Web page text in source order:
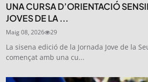
UNA CURSA D’ORIENTACIÓ
JOVES DE LA ...
Maig 08, 2026 29
La sisena edició de la Jornada Jove de la
començat amb una cu...